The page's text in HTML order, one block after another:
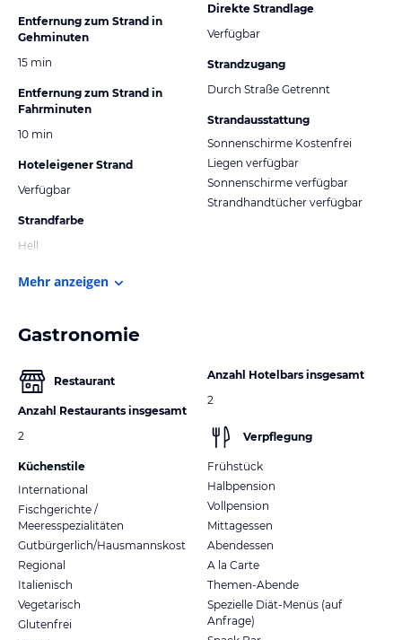
Entfernung zum Strand in
Gehminuten
15 min
Entfernung zum Strand in
Fahrminuten
10 min
Hoteleigener Strand
Verfügbar
Strandfarbe
Hell
Direkte Strandlage
Verfügbar
Strandzugang
Durch Straße Getrennt
Strandausstattung
Sonnenschirme Kostenfrei
Liegen verfügbar
Sonnenschirme verfügbar
Strandhandtücher verfügbar
Mehr anzeigen
Gastronomie
Restaurant
Anzahl Restaurants insgesamt
2
Küchenstile
International
Fischgerichte /
Meeresspezialitäten
Gutbürgerlich/Hausmannskost
Regional
Italienisch
Vegetarisch
Glutenfrei
Anzahl Hotelbars insgesamt
2
Verpflegung
Frühstück
Halbpension
Vollpension
Mittagessen
Abendessen
A la Carte
Themen-Abende
Spezielle Diät-Menüs (auf
Anfrage)